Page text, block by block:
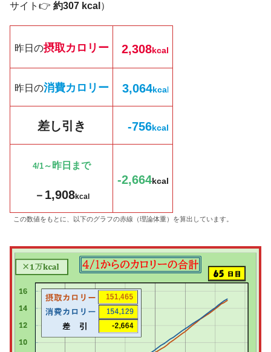
サイト👉 約307 kcal ）
昨日の摂取カロリー 2,308kcal
昨日の消費カロリー 3,064kcal
差し引き -756kcal
4/1～ 昨日まで
－ 1,908kcal
-2,664kcal
この数値をもとに、以下のグラフの赤線（理論体重）を算出しています。